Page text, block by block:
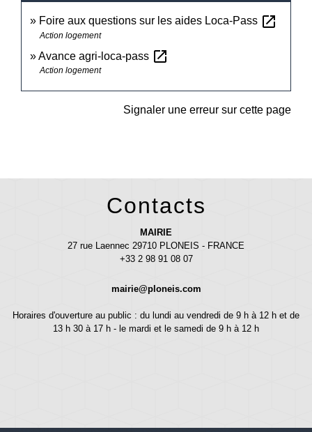
Foire aux questions sur les aides Loca-Pass open_in_new
Action logement
Avance agri-loca-pass open_in_new
Action logement
Signaler une erreur sur cette page
Contacts
MAIRIE
27 rue Laennec 29710 PLONEIS - FRANCE
+33 2 98 91 08 07
mairie@ploneis.com
Horaires d'ouverture au public : du lundi au vendredi de 9 h à 12 h et de
13 h 30 à 17 h - le mardi et le samedi de 9 h à 12 h